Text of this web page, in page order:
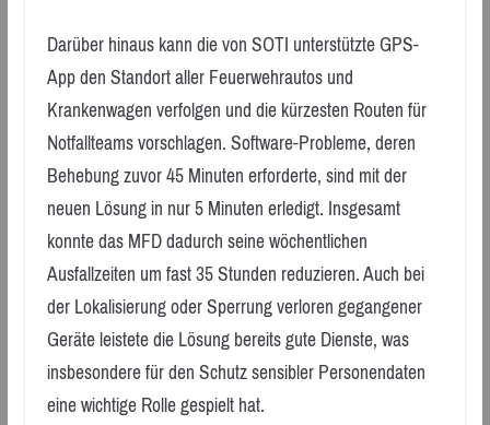
Darüber hinaus kann die von SOTI unterstützte GPS-
App den Standort aller Feuerwehrautos und
Krankenwagen verfolgen und die kürzesten Routen für
Notfallteams vorschlagen. Software-Probleme, deren
Behebung zuvor 45 Minuten erforderte, sind mit der
neuen Lösung in nur 5 Minuten erledigt. Insgesamt
konnte das MFD dadurch seine wöchentlichen
Ausfallzeiten um fast 35 Stunden reduzieren. Auch bei
der Lokalisierung oder Sperrung verloren gegangener
Geräte leistete die Lösung bereits gute Dienste, was
insbesondere für den Schutz sensibler Personendaten
eine wichtige Rolle gespielt hat.